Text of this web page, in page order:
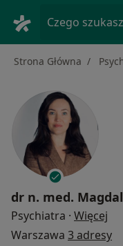
Czego
Strona Główna
dr n. med.
Psychiatra · Więcej
Warszawa 3 adresy